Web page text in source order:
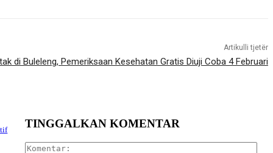
Artikulli tjetër
di Buleleng, Pemeriksaan Kesehatan Gratis Diuji Coba 4 Februari
TINGGALKAN KOMENTAR